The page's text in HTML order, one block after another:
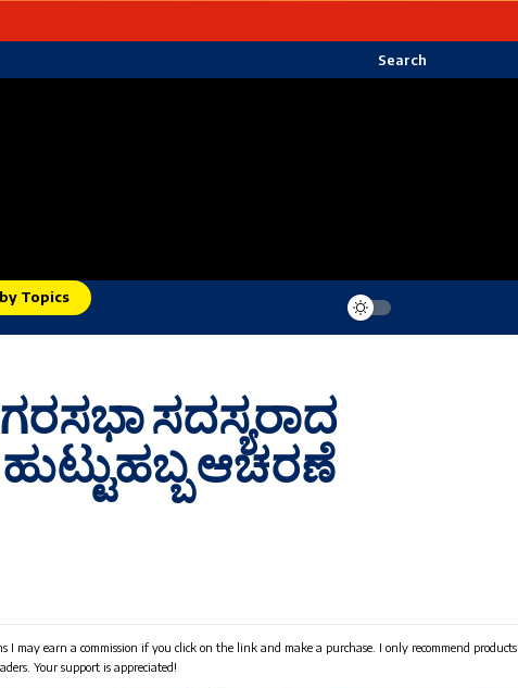
Search
Topics
ಸದಸ್ಯರಾದ
ಆಚರಣೆ
may earn a commission if you click on the link and make a purchase. I only recommend products
Your support is appreciated!